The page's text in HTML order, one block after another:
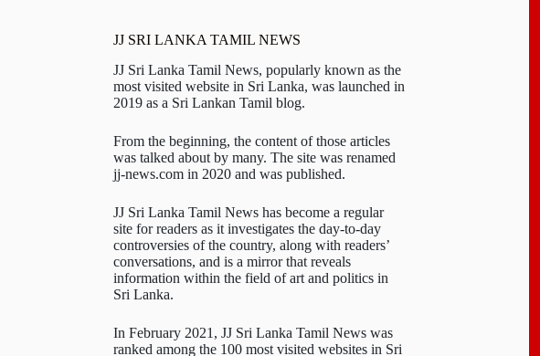
JJ SRI LANKA TAMIL NEWS
JJ Sri Lanka Tamil News, popularly known as the
most visited website in Sri Lanka, was launched in
2019 as a Sri Lankan Tamil blog.
From the beginning, the content of those articles
was talked about by many. The site was renamed
jj-news.com in 2020 and was published.
JJ Sri Lanka Tamil News has become a regular
site for readers as it investigates the day-to-day
controversies of the country, along with readers’
conversations, and is a mirror that reveals
information within the field of art and politics in
Sri Lanka.
In February 2021, JJ Sri Lanka Tamil News was
ranked among the 100 most visited websites in Sri